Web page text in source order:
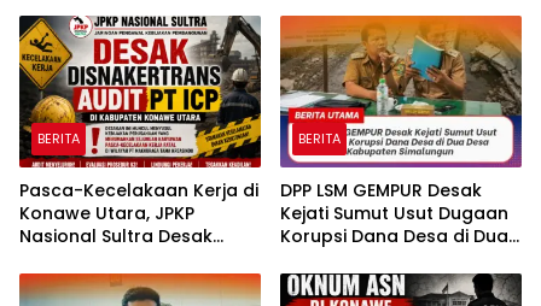
Nasional
BERITA
Pasca-Kecelakaan Kerja di
Konawe Utara, JPKP
Nasional Sultra Desak
BERITA
DPP LSM GEMPUR Desak
Kejati Sumut Usut Dugaan
Korupsi Dana Desa di Dua
Simalungun